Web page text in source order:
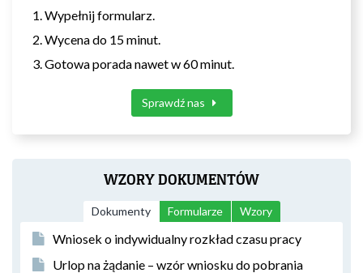
Wypełnij formularz.
Wycena do 15 minut.
Gotowa porada nawet w 60 minut.
Sprawdź nas
WZORY DOKUMENTÓW
Dokumenty Formularze Wzory
Wniosek o indywidualny rozkład czasu pracy
Urlop na żądanie – wzór wniosku do pobrania